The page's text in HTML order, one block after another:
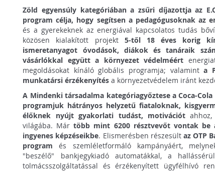
Zöld egyensúly kategóriában a zsűri díjazottja az
program célja, hogy segítsen a pedagógusoknak az
és a gyerekeknek az energiával kapcsolatos tudás
közösen kialakított projekt 5-től 18 éves korig
ismeretanyagot óvodások, diákok és tanáraik
vásárlókkal együtt a környezet védelméért
megoldásokat kínáló globális programja; valaminta
munkatársi érzékenyítés a környezetvédelem iránt
A Mindenki társadalma kategóriagyőztese a Coca-
programjuk hátrányos helyzetű fiataloknak,
élőknek nyújt gyakorlati tudást, motivációtahhoz,
világába. Mártöbb mint 6200 résztvevőt vontak be
ingyenes képzéseikbe. Elismerésben részesültaz OTP
program és szemléletformáló kampányáért,
"beszélő" bankjegykiadó automatákkal, a
tolmácsszolgáltatással és érzékenyített ügyfélhívó